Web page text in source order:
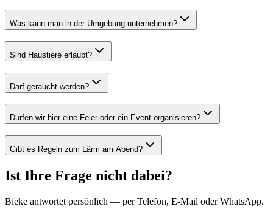
Was kann man in der Umgebung unternehmen?
Sind Haustiere erlaubt?
Darf geraucht werden?
Dürfen wir hier eine Feier oder ein Event organisieren?
Gibt es Regeln zum Lärm am Abend?
Ist Ihre Frage nicht dabei?
Bieke antwortet persönlich — per Telefon, E-Mail oder WhatsApp.